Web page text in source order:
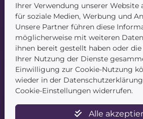
Navigation
Startseite
Blog
Kontakt
Ihrer Verwendung unserer Website
für soziale Medien, Werbung und
Unsere Partner führen diese
möglicherweise mit weiteren
ihnen bereit gestellt haben oder
Ihrer Nutzung der Dienste
Einwilligung zur Cookie-Nutzung
wieder in der
Cookie-Einstellungen widerrufen.
Alle